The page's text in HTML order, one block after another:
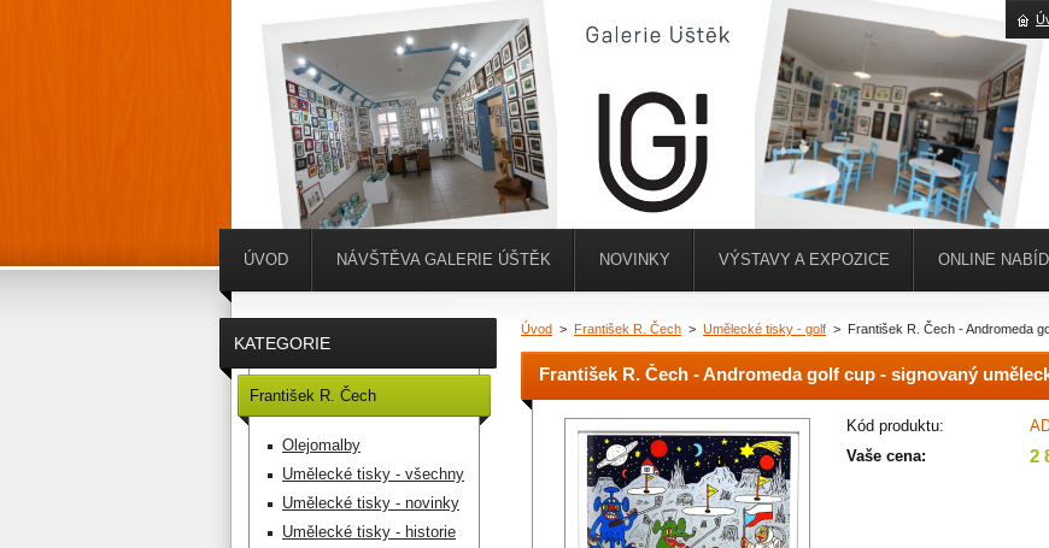
Úvod > František R. Čech > Umělecké tisky - golf > František R. Čech - Andromeda
František R. Čech - Andromeda golf cup - signovaný
Kód produktu:
Vaše cena:
2
KATEGORIE
František R. Čech
Olejomalby
Umělecké tisky - všechny
Umělecké tisky - novinky
Umělecké tisky - historie
ÚVOD NÁVŠTĚVA GALERIE ÚŠTĚK NOVINKY VÝSTAVY A EXPOZICE ONLINE